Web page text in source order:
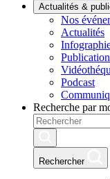
Actualités &
Nos
Actualités
Podcast
Recherche par
Rechercher